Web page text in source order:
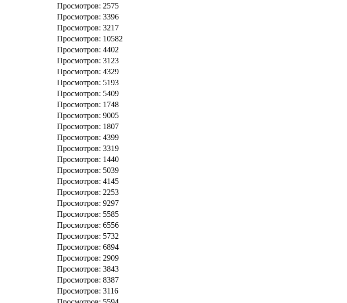
Просмотров: 2575
Просмотров: 3396
Просмотров: 3217
Просмотров: 10582
Просмотров: 4402
Просмотров: 3123
Просмотров: 4329
Просмотров: 5193
Просмотров: 5409
Просмотров: 1748
Просмотров: 9005
Просмотров: 1807
Просмотров: 4399
Просмотров: 3319
Просмотров: 1440
Просмотров: 5039
Просмотров: 4145
Просмотров: 2253
Просмотров: 9297
Просмотров: 5585
Просмотров: 6556
Просмотров: 5732
Просмотров: 6894
Просмотров: 2909
Просмотров: 3843
Просмотров: 8387
Просмотров: 3116